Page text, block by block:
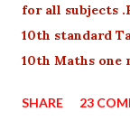
for all subjects
10th standard
10th Maths one
SHARE 23